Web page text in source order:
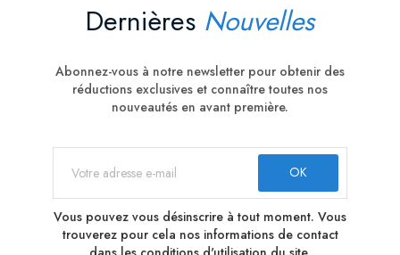
Dernières Nouvelles
Abonnez-vous à notre newsletter pour obtenir des
réductions exclusives et connaître toutes nos
nouveautés en avant première.
Vous pouvez vous désinscrire à tout moment. Vous
trouverez pour cela nos informations de contact